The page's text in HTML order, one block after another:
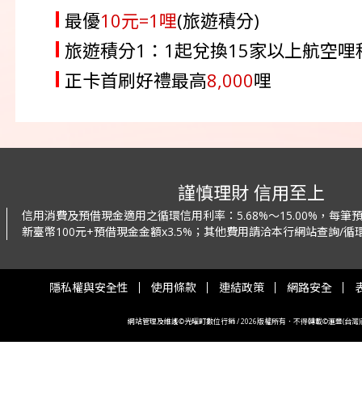
最優10元=1哩(旅遊積分)
旅遊積分1：1起兌換15家以上航空哩
正卡首刷好禮最高8,000哩
謹慎理財 信用至上
信用消費及預借現金適用之循環信用利率： 5.68%～15.00%，每筆
新臺幣100元+預借現金金額x3.5%； 其他費用請洽本行網站查詢/循
隱私權與安全性 使用條款 連結政策 網路安全
網站管理及維護©光曜町數位行銷 / 2026版權所有．不得轉載©滙豐(台灣